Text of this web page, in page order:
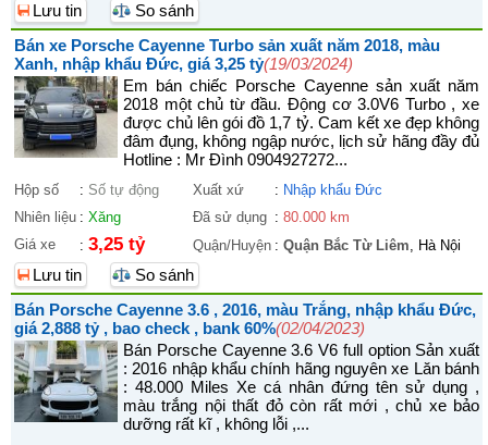
Lưu tin
So sánh
Bán xe Porsche Cayenne Turbo sản xuất năm 2018, màu
Xanh, nhập khẩu Đức, giá 3,25 tỷ(19/03/2024)
Em bán chiếc Porsche Cayenne sản xuất năm
2018 một chủ từ đầu. Động cơ 3.0V6 Turbo , xe
được chủ lên gói đồ 1,7 tỷ. Cam kết xe đẹp không
đâm đụng, không ngập nước, lịch sử hãng đầy đủ
Hotline : Mr Đình 0904927272...
Hộp số : Số tự động Xuất xứ : Nhập khẩu Đức
Nhiên liệu : Xăng Đã sử dụng : 80.000 km
Giá xe
: 3,25 tỷ Quận/Huyện : Quận Bắc Từ Liêm, Hà Nội
Lưu tin
So sánh
Bán Porsche Cayenne 3.6 , 2016, màu Trắng, nhập khẩu Đức,
giá 2,888 tỷ , bao check , bank 60%(02/04/2023)
Bán Porsche Cayenne 3.6 V6 full option Sản xuất
: 2016 nhập khẩu chính hãng nguyên xe Lăn bánh
: 48.000 Miles Xe cá nhân đứng tên sử dụng ,
màu trắng nội thất đỏ còn rất mới , chủ xe bảo
dưỡng rất kĩ , không lỗi ,...